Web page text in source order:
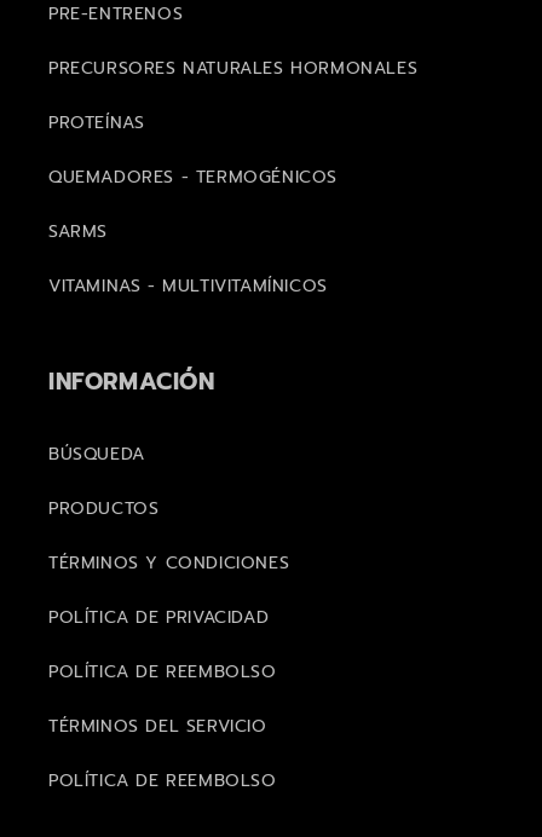
PRE-ENTRENOS
PRECURSORES NATURALES HORMONALES
PROTEÍNAS
QUEMADORES - TERMOGÉNICOS
SARMS
VITAMINAS - MULTIVITAMÍNICOS
INFORMACIÓN
BÚSQUEDA
PRODUCTOS
TÉRMINOS Y CONDICIONES
POLÍTICA DE PRIVACIDAD
POLÍTICA DE REEMBOLSO
TÉRMINOS DEL SERVICIO
POLÍTICA DE REEMBOLSO